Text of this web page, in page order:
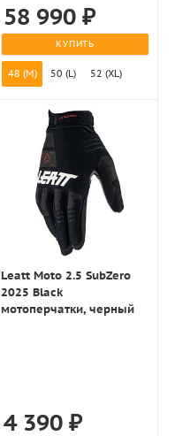
58 990 ₽
КУПИТЬ
48 (M) 50 (L) 52 (XL)
Leatt Moto 2.5 SubZero
2025 Black
мотоперчатки, черный
4 390 ₽